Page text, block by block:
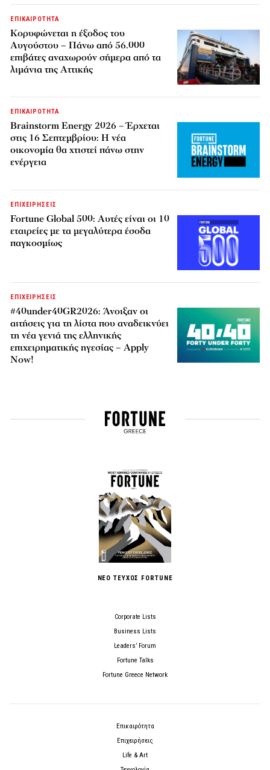
ΕΠΙΚΑΙΡΟΤΗΤΑ
Κορυφώνεται η έξοδος του
Αυγούστου – Πάνω από 56.000
επιβάτες αναχωρούν σήμερα από τα
λιμάνια της Αττικής
ΕΠΙΚΑΙΡΟΤΗΤΑ
Brainstorm Energy 2026 – Έρχεται
στις 16 Σεπτεμβρίου: Η νέα
οικονομία θα χτιστεί πάνω στην
ενέργεια
ΕΠΙΧΕΙΡΗΣΕΙΣ
Fortune Global 500: Αυτές είναι οι 10
εταιρείες με τα μεγαλύτερα έσοδα
παγκοσμίως
ΕΠΙΧΕΙΡΗΣΕΙΣ
#40under40GR2026: Άνοιξαν οι
αιτήσεις για τη λίστα που αναδεικνύει
τη νέα γενιά της ελληνικής
επιχειρηματικής ηγεσίας – Apply
Now!
ΝΕΟ ΤΕΥΧΟΣ FORTUNE
Corporate Lists
Business Lists
Leaders’ Forum
Fortune Talks
Fortune Greece Network
Επικαιρότητα
Επιχειρήσεις
Life & Art